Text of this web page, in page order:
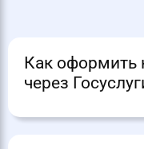
Как оформить
через